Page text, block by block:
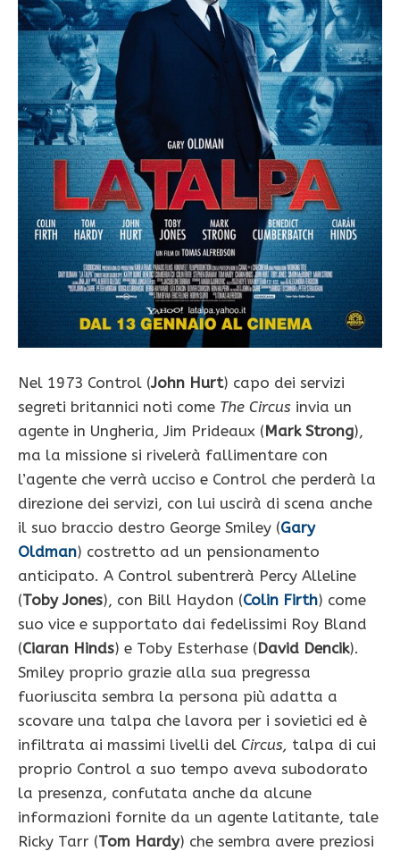
Nel 1973 Control (John Hurt) capo dei servizi
segreti britannici noti come The Circus invia un
agente in Ungheria, Jim Prideaux (Mark Strong),
ma la missione si rivelerà fallimentare con
l’agente che verrà ucciso e Control che perderà la
direzione dei servizi, con lui uscirà di scena anche
il suo braccio destro George Smiley (Gary
Oldman) costretto ad un pensionamento
anticipato. A Control subentrerà Percy Alleline
(Toby Jones), con Bill Haydon (Colin Firth) come
suo vice e supportato dai fedelissimi Roy Bland
(Ciaran Hinds) e Toby Esterhase (David Dencik).
Smiley proprio grazie alla sua pregressa
fuoriuscita sembra la persona più adatta a
scovare una talpa che lavora per i sovietici ed è
infiltrata ai massimi livelli del Circus, talpa di cui
proprio Control a suo tempo aveva subodorato
la presenza, confutata anche da alcune
informazioni fornite da un agente latitante, tale
Ricky Tarr (Tom Hardy) che sembra avere preziosi